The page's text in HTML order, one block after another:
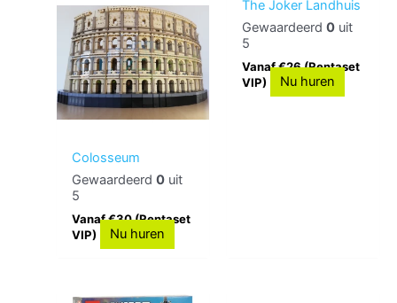
Colosseum
Gewaardeerd0 uit
5
Vanaf €30 (Rentaset
VIP)
Nu huren
The Joker Landhuis
Gewaardeerd0 uit
5
Vanaf €26 (Rentaset
VIP)
Nu huren